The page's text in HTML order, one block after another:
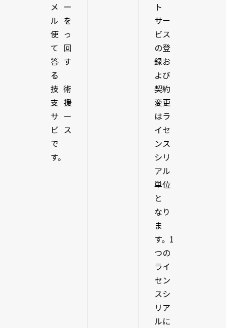
メー
ルを
使っ
て回
答す
る
技術
支援
サー
ビス
で
す。
ト
サー
ビス
の登
録お
よび
契約
変更
はラ
イセ
ンス
シリ
アル
単位
と
なり
ま
す。1
つの
ライ
セン
スシ
リア
ルに